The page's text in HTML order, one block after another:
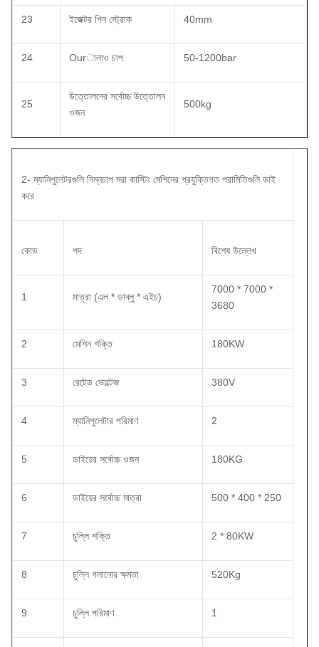
23 ইজেক্টর পিন স্ট্রোক 40mm
24 Ourালাও চাপ 50-1200bar
25
উত্তোলনের সর্বোচ্চ উত্তোলন
ওজন
500kg
2- ম্যানিপুলেটরগুলি নিম্নচাপ মরা কাস্টিং মেশিনের প্রযুক্তিগত পরামিতিগুলি ডাই
করে
কোড পদ বিশেষ উল্লেখ
1 মাত্রা (এল * ডাব্লু * এইচ)
7000 * 7000 *
3680
2 মেশিন শক্তি 180KW
3 রেটেড ভোল্টেজ 380V
4 ম্যানিপুলেটার পরিমাণ 2
5 ডাইয়ের সর্বোচ্চ ওজন 180KG
6 ডাইয়ের সর্বোচ্চ মাত্রা 500 * 400 * 250
7 চুল্লি শক্তি 2 * 80KW
8 চুল্লি গলানোর ক্ষমতা 520Kg
9 চুল্লি পরিমাণ 1